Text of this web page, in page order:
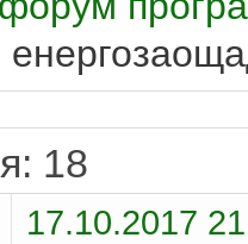
18
17.10.2017